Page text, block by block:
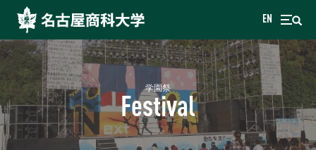
EN
学園祭
Festival